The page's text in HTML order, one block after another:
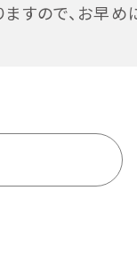
すので、お早め